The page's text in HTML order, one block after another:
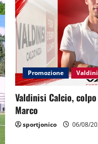
Promozione
Valdinisi Calcio,
Marco
sportjonico 06/08/